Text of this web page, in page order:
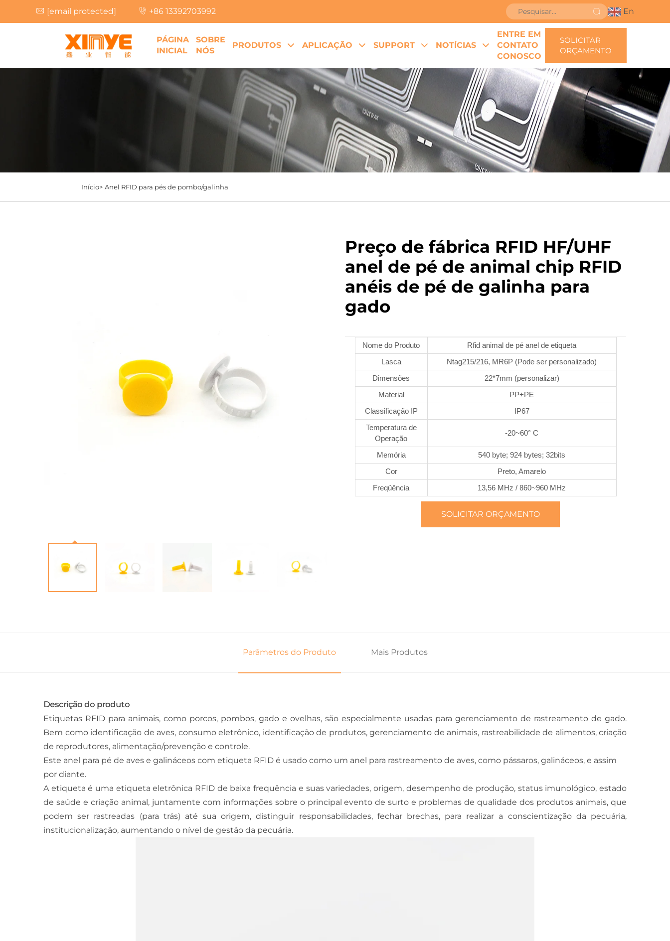
[email protected] +86 13392703992 En
PÁGINA
INICIAL
SOBRE
NÓS
PRODUTOS APLICAÇÃO SUPPORT NOTÍCIAS
ENTRE EM
CONTATO
CONOSCO
SOLICITAR
ORÇAMENTO
Início> Anel RFID para pés de pombo/galinha
Preço de fábrica RFID HF/UHF
anel de pé de animal chip RFID
anéis de pé de galinha para
gado
Nome do Produto
Rfid animal de pé anel de etiqueta
Lasca
Ntag215/216, MR6P (Pode ser personalizado)
Dimensões
22*7mm (personalizar)
Material
PP+PE
Classificação IP
IP67
Temperatura de
Operação
-20~60° C
Memória
540 byte; 924 bytes; 32bits
Cor
Preto, Amarelo
Freqüência
13,56 MHz / 860~960 MHz
SOLICITAR ORÇAMENTO
Parâmetros do Produto Mais Produtos
Descrição do produto
Etiquetas RFID para animais, como porcos, pombos, gado e ovelhas, são especialmente usadas para gerenciamento de rastreamento de gado.
Bem como identificação de aves, consumo eletrônico, identificação de produtos, gerenciamento de animais, rastreabilidade de alimentos, criação
de reprodutores, alimentação/prevenção e controle.
Este anel para pé de aves e galináceos com etiqueta RFID é usado como um anel para rastreamento de aves, como pássaros, galináceos, e assim
por diante.
A etiqueta é uma etiqueta eletrônica RFID de baixa frequência e suas variedades, origem, desempenho de produção, status imunológico, estado
de saúde e criação animal, juntamente com informações sobre o principal evento de surto e problemas de qualidade dos produtos animais, que
podem ser rastreadas (para trás) até sua origem, distinguir responsabilidades, fechar brechas, para realizar a conscientização da pecuária,
institucionalização, aumentando o nível de gestão da pecuária.